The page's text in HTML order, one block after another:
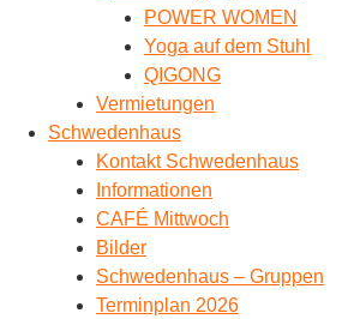
POWER WOMEN
Yoga auf dem Stuhl
QIGONG
Vermietungen
Schwedenhaus
Kontakt Schwedenhaus
Informationen
CAFÉ Mittwoch
Bilder
Schwedenhaus – Gruppen
Terminplan 2026